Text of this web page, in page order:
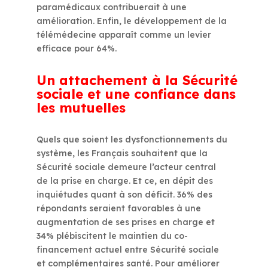
paramédicaux contribuerait à une
amélioration. Enfin, le développement de la
télémédecine apparaît comme un levier
efficace pour 64%.
Un attachement à la Sécurité
sociale et une confiance dans
les mutuelles
Quels que soient les dysfonctionnements du
système, les Français souhaitent que la
Sécurité sociale demeure l’acteur central
de la prise en charge. Et ce, en dépit des
inquiétudes quant à son déficit. 36% des
répondants seraient favorables à une
augmentation de ses prises en charge et
34% plébiscitent le maintien du co-
financement actuel entre Sécurité sociale
et complémentaires santé. Pour améliorer